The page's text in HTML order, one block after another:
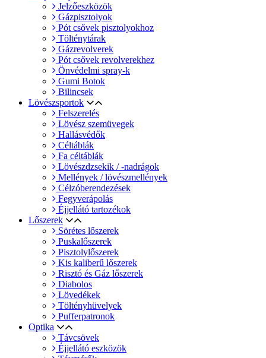
Jelzőeszközök
Gázpisztolyok
Pót csővek pisztolyokhoz
Tölténytárak
Gázrevolverek
Pót csővek revolverekhez
Önvédelmi spray-k
Gumi Botok
Bilincsek
Lövészsportok
Felszerelés
Lövész szemüvegek
Hallásvédők
Céltáblák
Fa céltáblák
Lövészdzsekik / -nadrágok
Mellények / lövészmellények
Célzóberendezések
Fegyverápolás
Éjjellátó tartozékok
Lőszerek
Sörétes lőszerek
Puskalőszerek
Pisztolylőszerek
Kis kaliberű lőszerek
Risztó és Gáz lőszerek
Diabolos
Lövedékek
Töltényhüvelyek
Pufferpatronok
Optika
Távcsövek
Éjjellátó eszközök